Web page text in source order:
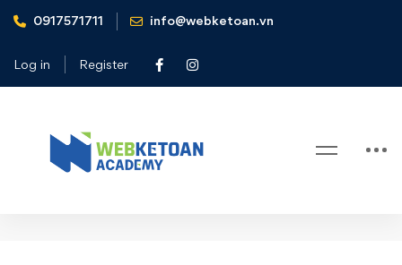
0917571711 info@webketoan.vn
Log in Register
Home
của công ty cho thuê tài chính
thuế nhập khẩu đối với hàng hóa
của công ty cho thuê tài chính